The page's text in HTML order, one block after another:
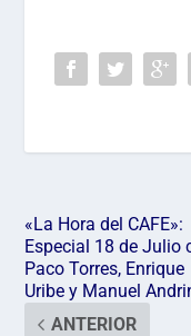
«La Hora del CAFE»:
Especial 18 de Julio
Paco Torres, Enrique
Uribe y Manuel
ANTERIOR